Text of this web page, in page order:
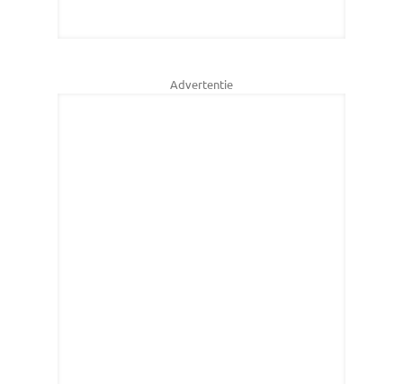
Advertentie